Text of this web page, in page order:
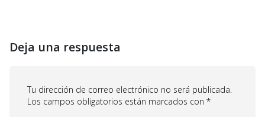
Deja una respuesta
Tu dirección de correo electrónico no será publicada.
Los campos obligatorios están marcados con *